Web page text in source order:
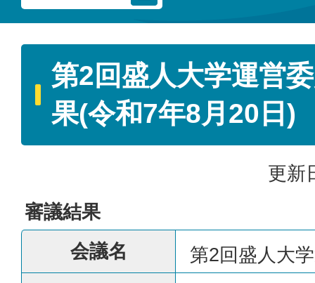
第2回盛人大学運営
果(令和7年8月20日)
更新
審議結果
会議名
第2回盛人大